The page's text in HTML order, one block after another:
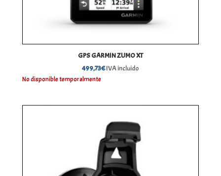
GPS GARMIN ZUMO XT
499,73€IVA incluido
No disponible temporalmente